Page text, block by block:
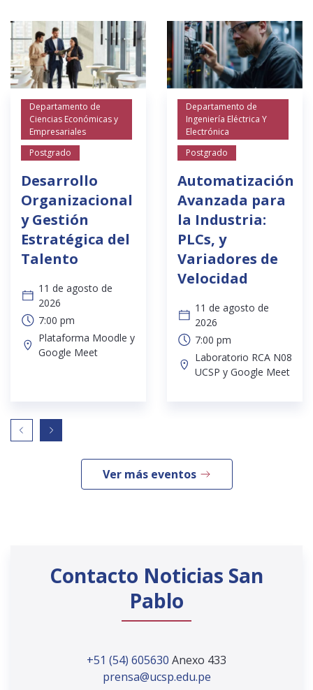
Departamento de
Ciencias Económicas y
Empresariales
Postgrado
Desarrollo
Organizacional
y Gestión
Estratégica del
Talento
11 de agosto de
2026
7:00 pm
Plataforma Moodle y
Google Meet
Departamento de
Ingeniería Eléctrica Y
Electrónica
Postgrado
Automatización
Avanzada para
la Industria:
PLCs, y
Variadores de
Velocidad
11 de agosto de
2026
7:00 pm
Laboratorio RCA N08
UCSP y Google Meet
Ver más eventos
Contacto Noticias San
Pablo
+51 (54) 605630 Anexo 433
prensa@ucsp.edu.pe